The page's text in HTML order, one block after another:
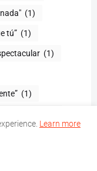
(1)
tú” (1)
(1)
(1)
Learn more